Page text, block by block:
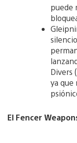
puede
Divers
ya que
El Fencer